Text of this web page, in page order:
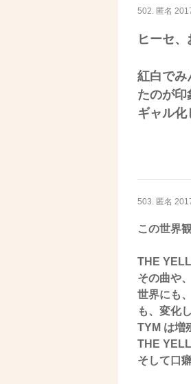
502. 匿名
ヒーセ
紅白でみ
たのが印
ギャル化
503. 匿名
この世界
THE
その曲や
世界にも
も、変化
TYM は増
THE
そして口